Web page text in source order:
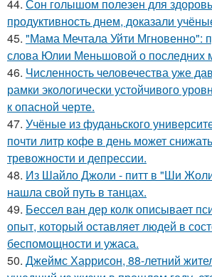
44. Сон голышом полезен для
продуктивность днем, доказали
45. "Мама Мечтала Уйти Мгновенно":
слова Юлии Меньшовой о последних
46. Численность человечества уже
рамки экологически устойчивого
к опасной черте.
47. Учёные из фуданьского
почти литр кофе в день может
тревожности и депрессии.
48. Из Шайло Джоли - питт в "Ши
нашла свой путь в танцах.
49. Бессел ван дер колк описывает
опыт, который оставляет людей в
беспомощности и ужаса.
50. Джеймс Харрисон, 88-летний